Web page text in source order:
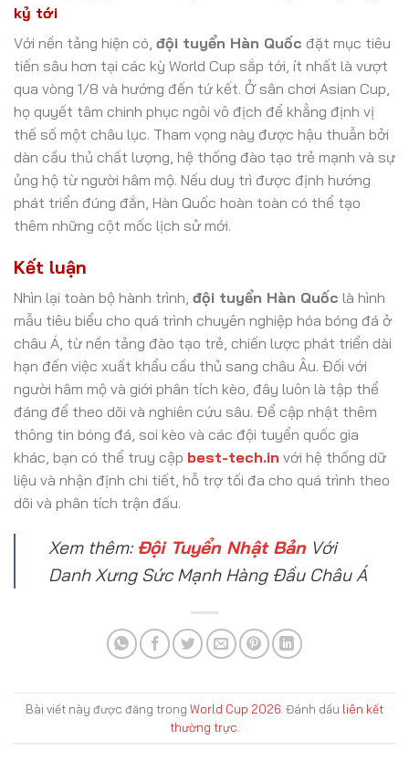
kỷ tới
Với nền tảng hiện có, đội tuyển Hàn Quốc đặt mục tiêu
tiến sâu hơn tại các kỳ World Cup sắp tới, ít nhất là vượt
qua vòng 1/8 và hướng đến tứ kết. Ở sân chơi Asian Cup,
họ quyết tâm chinh phục ngôi vô địch để khẳng định vị
thế số một châu lục. Tham vọng này được hậu thuẫn bởi
dàn cầu thủ chất lượng, hệ thống đào tạo trẻ mạnh và sự
ủng hộ từ người hâm mộ. Nếu duy trì được định hướng
phát triển đúng đắn, Hàn Quốc hoàn toàn có thể tạo
thêm những cột mốc lịch sử mới.
Kết luận
Nhìn lại toàn bộ hành trình, đội tuyển Hàn Quốc là hình
mẫu tiêu biểu cho quá trình chuyên nghiệp hóa bóng đá ở
châu Á, từ nền tảng đào tạo trẻ, chiến lược phát triển dài
hạn đến việc xuất khẩu cầu thủ sang châu Âu. Đối với
người hâm mộ và giới phân tích kèo, đây luôn là tập thể
đáng để theo dõi và nghiên cứu sâu. Để cập nhật thêm
thông tin bóng đá, soi kèo và các đội tuyển quốc gia
khác, bạn có thể truy cập best-tech.in với hệ thống dữ
liệu và nhận định chi tiết, hỗ trợ tối đa cho quá trình theo
dõi và phân tích trận đấu.
Xem thêm: Đội Tuyển Nhật BảnVới
Danh Xưng Sức Mạnh Hàng Đầu Châu Á
Bài viết này được đăng trong World Cup 2026 . Đánh dấu liên kết
thường trực